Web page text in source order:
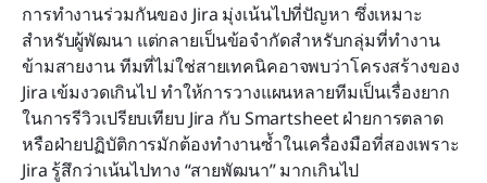
การทำงานร่วมกันของ Jira มุ่งเน้นไปที่ปัญหา ซึ่งเหมาะ
สำหรับผู้พัฒนา แต่กลายเป็นข้อจำกัดสำหรับกลุ่มที่ทำงาน
ข้ามสายงาน ทีมที่ไม่ใช่สายเทคนิคอาจพบว่าโครงสร้างของ
Jira เข้มงวดเกินไป ทำให้การวางแผนหลายทีมเป็นเรื่องยาก
ในการรีวิวเปรียบเทียบ Jira กับ Smartsheet ฝ่ายการตลาด
หรือฝ่ายปฏิบัติการมักต้องทำงานซ้ำในเครื่องมือที่สองเพราะ
Jira รู้สึกว่าเน้นไปทาง “สายพัฒนา” มากเกินไป